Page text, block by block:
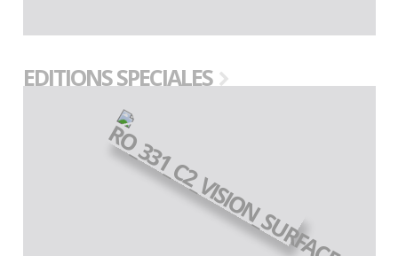
EDITIONS SPECIALES